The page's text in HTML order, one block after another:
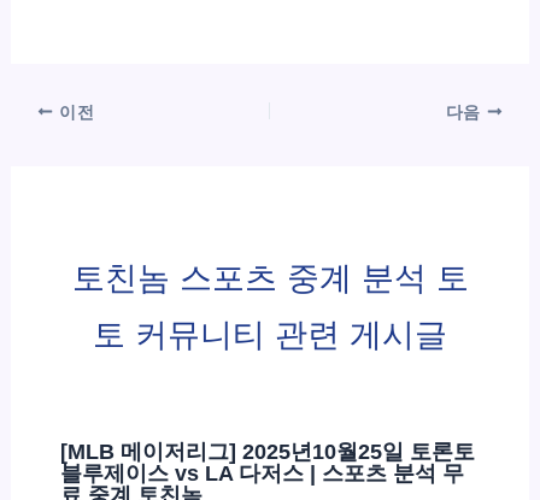
이전 다음
토친놈 스포츠 중계 분석 토
토 커뮤니티 관련 게시글
[MLB 메이저리그] 2025년10월25일 토론토
블루제이스 vs LA 다저스 | 스포츠 분석 무
료 중계 토친놈